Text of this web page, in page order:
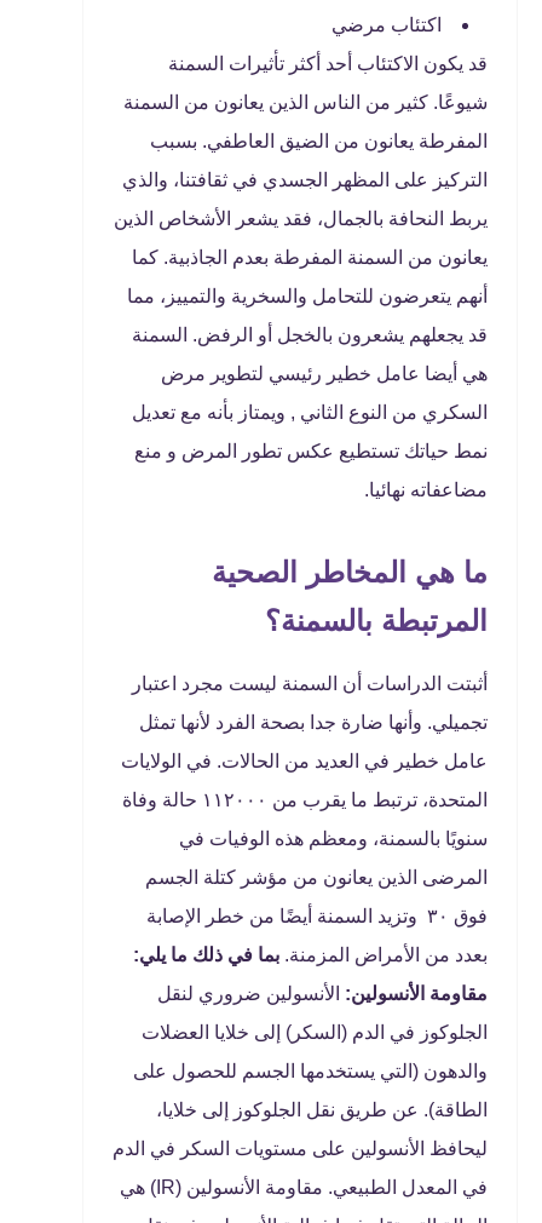
اكتئاب مرضي
قد يكون الاكتئاب أحد أكثر تأثيرات السمنة
شيوعًا. كثير من الناس الذين يعانون من السمنة
المفرطة يعانون من الضيق العاطفي. بسبب
التركيز على المظهر الجسدي في ثقافتنا، والذي
يربط النحافة بالجمال، فقد يشعر الأشخاص الذين
يعانون من السمنة المفرطة بعدم الجاذبية. كما
أنهم يتعرضون للتحامل والسخرية والتمييز، مما
قد يجعلهم يشعرون بالخجل أو الرفض. السمنة
هي أيضا عامل خطير رئيسي لتطوير مرض
السكري من النوع الثاني , ويمتاز بأنه مع تعديل
نمط حياتك تستطيع عكس تطور المرض و منع
مضاعفاته نهائيا.
ما هي المخاطر الصحية
المرتبطة بالسمنة؟
أثبتت الدراسات أن السمنة ليست مجرد اعتبار
تجميلي. وأنها ضارة جدا بصحة الفرد لأنها تمثل
عامل خطير في العديد من الحالات. في الولايات
المتحدة، ترتبط ما يقرب من ١١٢٠٠٠ حالة وفاة
سنويًا بالسمنة، ومعظم هذه الوفيات في
المرضى الذين يعانون من مؤشر كتلة الجسم
فوق ٣٠ وتزيد السمنة أيضًا من خطر الإصابة
بعدد من الأمراض المزمنة. بما في ذلك ما يلي:
مقاومة الأنسولين: الأنسولين ضروري لنقل
الجلوكوز في الدم (السكر) إلى خلايا العضلات
والدهون (التي يستخدمها الجسم للحصول على
الطاقة). عن طريق نقل الجلوكوز إلى خلايا،
ليحافظ الأنسولين على مستويات السكر في الدم
في المعدل الطبيعي. مقاومة الأنسولين (IR) هي